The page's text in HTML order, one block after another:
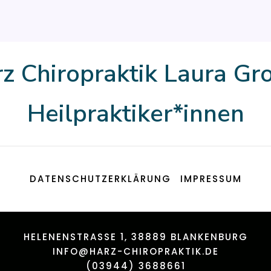
Chiropraktik Laura
Heilpraktiker*innen
DATENSCHUTZERKLÄRUNG IMPRESSUM
HELENENSTRASSE 1, 38889 BLANKENBURG
INFO@HARZ-CHIROPRAKTIK.DE
(03944) 3688661